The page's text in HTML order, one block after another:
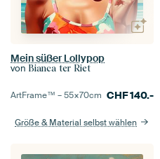
Mein süßer Lollypop
von Bianca ter Riet
ArtFrame™ –55×70cm CHF140.-
Größe & Material selbst wählen